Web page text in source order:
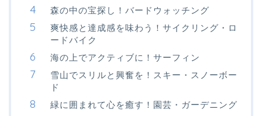
森の中の宝探し！バードウォッチング
爽快感と達成感を味わう！サイクリング・ロ
ードバイク
海の上でアクティブに！サーフィン
雪山でスリルと興奮を！スキー・スノーボー
ド
緑に囲まれて心を癒す！園芸・ガーデニング